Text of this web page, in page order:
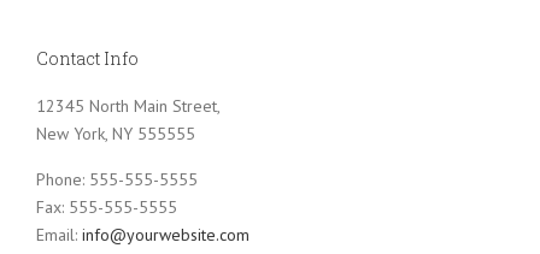
Contact Info
12345 North Main Street,
New York, NY 555555
Phone: 555-555-5555
Fax: 555-555-5555
Email: info@yourwebsite.com